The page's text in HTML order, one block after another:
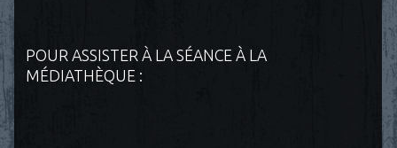
POUR ASSISTER À LA SÉANCE À LA
MÉDIATHÈQUE :